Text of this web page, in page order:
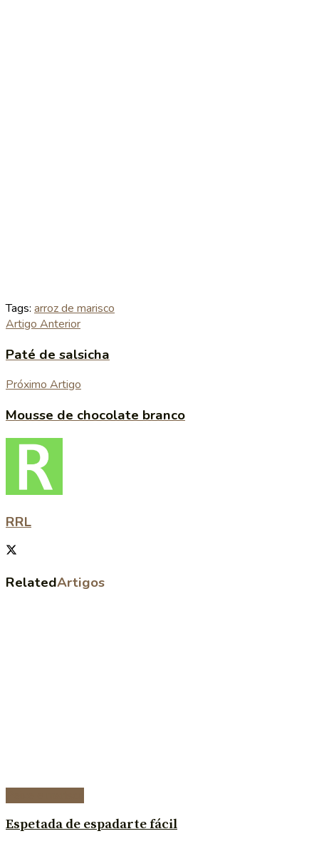
Tags: arroz de marisco
Artigo Anterior
Paté de salsicha
Próximo Artigo
Mousse de chocolate branco
RRL
RelatedArtigos
Espetada de espadarte fácil